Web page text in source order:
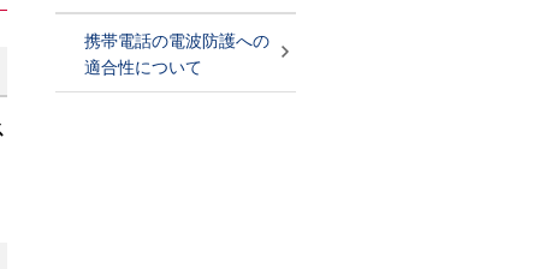
携帯電話の電波防護への
適合性について